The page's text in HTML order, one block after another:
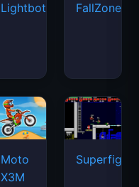
Lightbot FallZone.io
Moto
X3M